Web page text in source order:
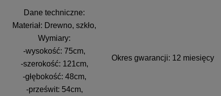
Dane techniczne:
Materiał: Drewno, szkło,
Wymiary:
-wysokość: 75cm,
-szerokość: 121cm,
-głębokość: 48cm,
-prześwit: 54cm,
Okres gwarancji: 12 miesięcy